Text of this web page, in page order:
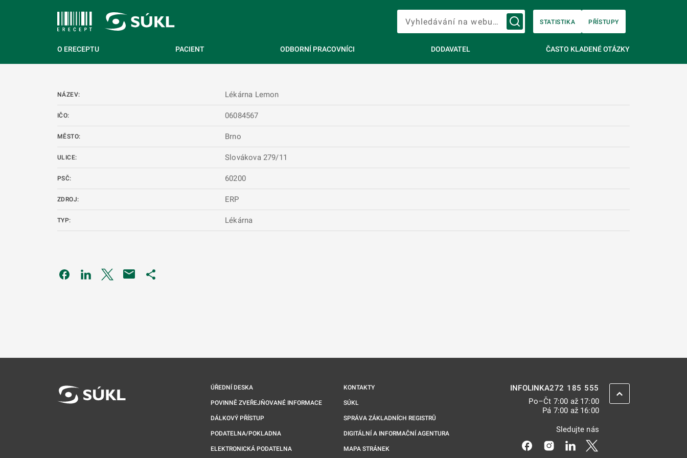
Vyhledávání na webu…
STATISTIKA PŘÍSTUPY
O ERECEPTU PACIENT ODBORNÍ PRACOVNÍCI DODAVATEL ČASTO KLADENÉ OTÁZKY
NÁZEV: Lékárna Lemon
IČO: 06084567
MĚSTO: Brno
ULICE: Slovákova 279/11
PSČ: 60200
ZDROJ: ERP
TYP: Lékárna
Odkaz se otevře na nové kartě
Odkaz se otevře na nové kartě
Odkaz se otevře na nové kartě
ÚŘEDNÍ DESKA
POVINNĚ ZVEŘEJŇOVANÉ INFORMACE
DÁLKOVÝ PŘÍSTUP
PODATELNA/POKLADNA
ELEKTRONICKÁ PODATELNA
KONTAKTY
SÚKL
SPRÁVA ZÁKLADNÍCH REGISTRŮ
DIGITÁLNÍ A INFORMAČNÍ AGENTURA
MAPA STRÁNEK
INFOLINKA272 185 555
Po–Čt 7:00 až 17:00
Pá 7:00 až 16:00
Sledujte nás
Odkaz se otevře na nové kartě
Odkaz se otevře na nové kartě
Odkaz se otevře na nové
ZPĚT NAHORU